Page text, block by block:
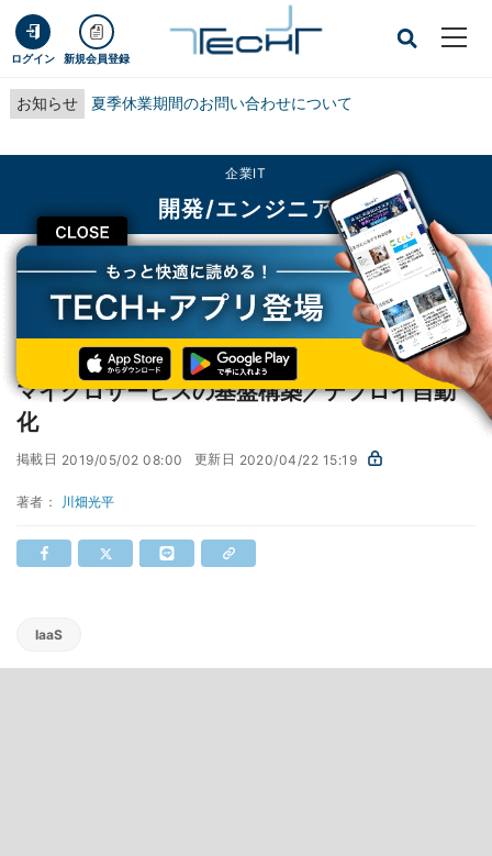
ログイン 新規会員登録
お知らせ 夏季休業期間のお問い合わせについて
CLOSE
企業IT
開発/エンジニア
TECH+ 企業IT
開発/エンジニア
マイクロサービスの基盤構築／デプロイ自動化
AWSで実践! 基盤構築・デプロイ自動化
マイクロサービスの基盤構築／デプロイ自動
化
掲載日 2019/05/02 08:00 更新日 2020/04/22 15:19
著者： 川畑光平
IaaS